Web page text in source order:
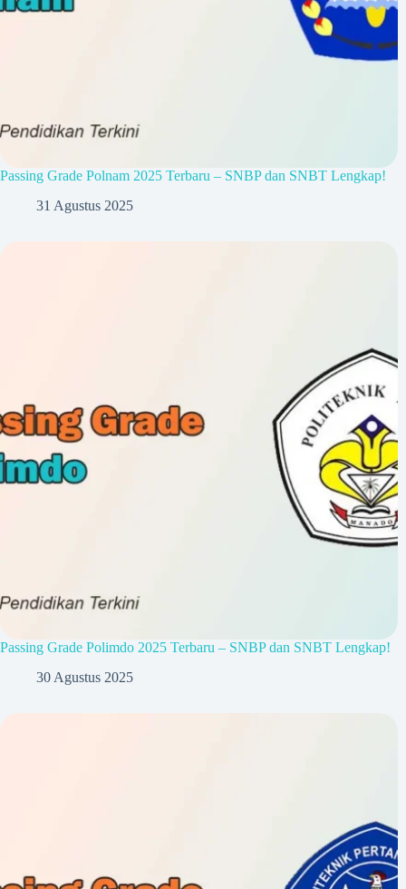
Passing Grade Polnam 2025 Terbaru – SNBP dan SNBT Lengkap!
31 Agustus 2025
Passing Grade Polimdo 2025 Terbaru – SNBP dan SNBT Lengkap!
30 Agustus 2025